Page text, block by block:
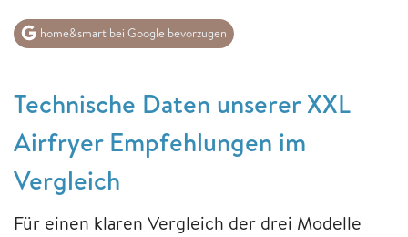
home&smart bei Google bevorzugen
Technische Daten unserer XXL
Airfryer Empfehlungen im
Vergleich
Für einen klaren Vergleich der drei Modelle